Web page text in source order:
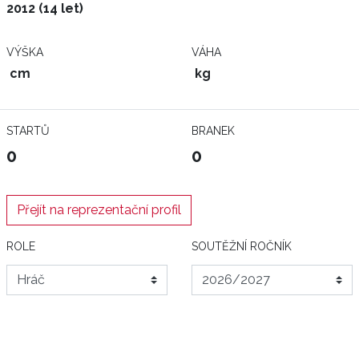
2012 (14 let)
VÝŠKA
cm
VÁHA
kg
STARTŮ
0
BRANEK
0
Přejít na reprezentační profil
ROLE SOUTĚŽNÍ ROČNÍK